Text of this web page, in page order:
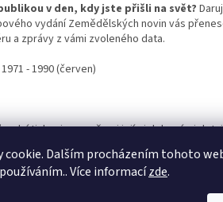
cookie. Dalším procházením tohoto
Více informacízde.
v den, kdy jste přišli na svět?
vydání Zemědělských novin vás
a zprávy z vámi zvoleného data.
- 1990 (červen)
tiskoviny se všemi jejími dobovými
k historii neodmyslitelně patří. Rozsah
data vydání).